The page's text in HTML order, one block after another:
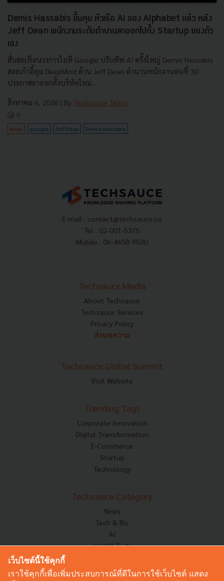
Demis Hassabis ขึ้นคุม หัวเรือ AI ของ Alphabet แล้ว หลัง
Jeff Dean พนักงานระดับตำนานลาออกไปตั้ง Startup ของตัว
เอง
สั่นสะเทือนวงการไอที Google ปรับทัพ AI ครั้งใหญ่ Demis Hassabis
สละเก้าอี้คุม DeepMind ด้าน Jeff Dean ตำนานพนักงานคนที่ 30
ประกาศลาออกตั้งบริษัทใหม่...
สิงหาคม 6, 2026 | By Techsauce Team
0
News google Jeff Dean Demis Hassabis
E-mail : contact@techsauce.co
Tel : 02-001-5375
Mobile : 06-4658-9500
Techsauce Media
About Techsauce
Techsauce Services
Privacy Policy
ส่งบทความ
Techsauce Global Summit
Visit Website
Trending Tags
Corporate Innovation
Digital Transformation
E-Commerce
Startup
Technology
Techsauce Category
News
Tech & Biz
AI
HealthTech
Corp Innov
เว็บไซต์นี้ใช้คุกกี้
เราใช้คุกกี้เพื่อเพิ่มประสบการณ์ที่ดีในการใช้เว็บไซต์ แสดง